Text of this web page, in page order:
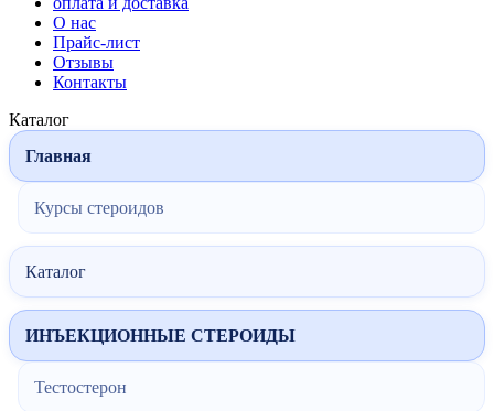
О нас
Прайс-лист
Отзывы
Контакты
Каталог
Главная
Курсы стероидов
Каталог
ИНЪЕКЦИОННЫЕ СТЕРОИДЫ
Тестостерон